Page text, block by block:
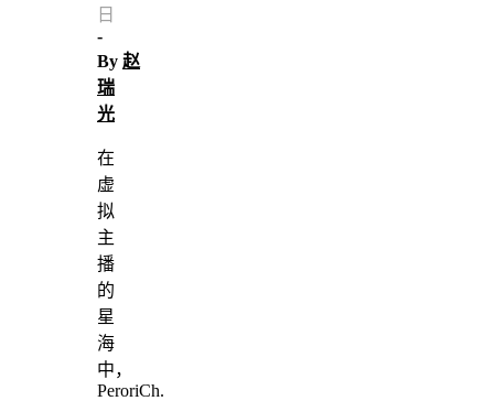
日
-
By 赵
瑞
光
在
虚
拟
主
播
的
星
海
中，
PeroriCh.